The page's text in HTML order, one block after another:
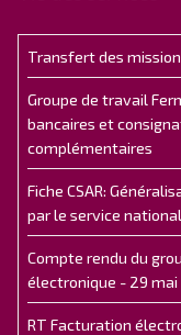
Transfert des
Groupe de travail
bancaires et
complémentaires
Fiche CSAR:
par le service
Compte rendu du
électronique - 29
RT Facturation